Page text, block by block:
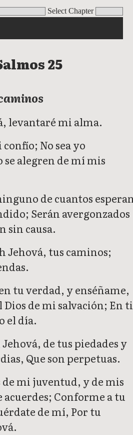
Select Chapter
25
levantaré mi alma.
No sea yo
se alegren de mí mis
de cuantos
Serán avergonzados
sin causa.
Jehová, tus caminos;
tu verdad, y enséñame,
Dios de mi salvación; En ti
el día.
de tus piedades y
Que son perpetuas.
de mi juventud, y de mis
acuerdes; Conforme a tu
de mí, Por tu